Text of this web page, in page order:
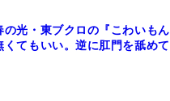
の光・東ブクロの『こわいもん
てもいい。逆に肛門を舐めて